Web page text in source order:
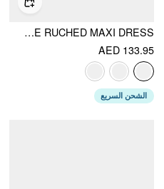
VELVET SCOOP NECKLINE RUCHED MAXI DRESS
AED 133.95
الشحن السريع